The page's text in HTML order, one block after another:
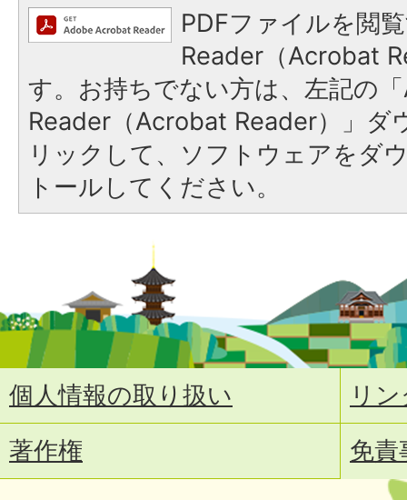
PDFファイルを閲
Reader（Acrobat
す。お持ちでない方は、左記の
Reader（Acrobat Reader）」ダ
リックして、ソフトウェアをダ
トールしてください。
個人情報の取り扱い
リ
著作権
免責